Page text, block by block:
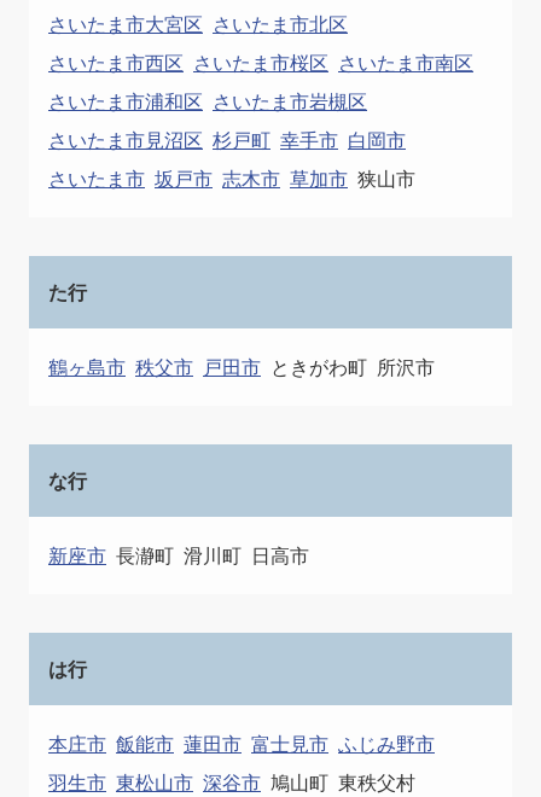
さいたま市大宮区 さいたま市北区
さいたま市西区 さいたま市桜区 さいたま市南区
さいたま市浦和区 さいたま市岩槻区
さいたま市見沼区 杉戸町 幸手市 白岡市
さいたま市 坂戸市 志木市 草加市 狭山市
た行
鶴ヶ島市 秩父市 戸田市 ときがわ町 所沢市
な行
新座市 長瀞町 滑川町 日高市
は行
本庄市 飯能市 蓮田市 富士見市 ふじみ野市
羽生市 東松山市 深谷市 鳩山町 東秩父村